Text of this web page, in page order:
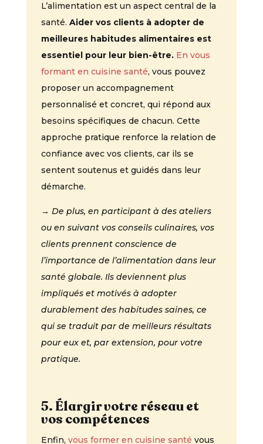
L’alimentation est un aspect central de la
santé. Aider vos clients à adopter de
meilleures habitudes alimentaires est
essentiel pour leur bien-être. En vous
formant en cuisine santé, vous pouvez
proposer un accompagnement
personnalisé et concret, qui répond aux
besoins spécifiques de chacun. Cette
approche pratique renforce la relation de
confiance avec vos clients, car ils se
sentent soutenus et guidés dans leur
démarche.
→ De plus, en participant à des ateliers
ou en suivant vos conseils culinaires, vos
clients prennent conscience de
l’importance de l’alimentation dans leur
santé globale. Ils deviennent plus
impliqués et motivés à adopter
durablement des habitudes saines, ce
qui se traduit par de meilleurs résultats
pour eux et, par extension, pour votre
pratique.
5. Élargir votre réseau et
vos compétences
Enfin, vous former en cuisine santé vous